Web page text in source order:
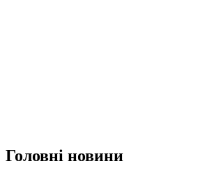
Головні новини